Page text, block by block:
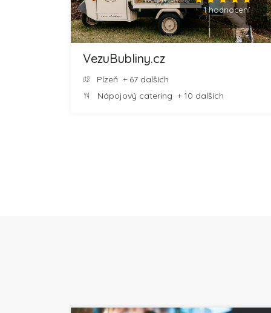
1 hodnocení
VezuBubliny.cz
Plzeň + 67 dalších
Nápojový catering + 10 dalších